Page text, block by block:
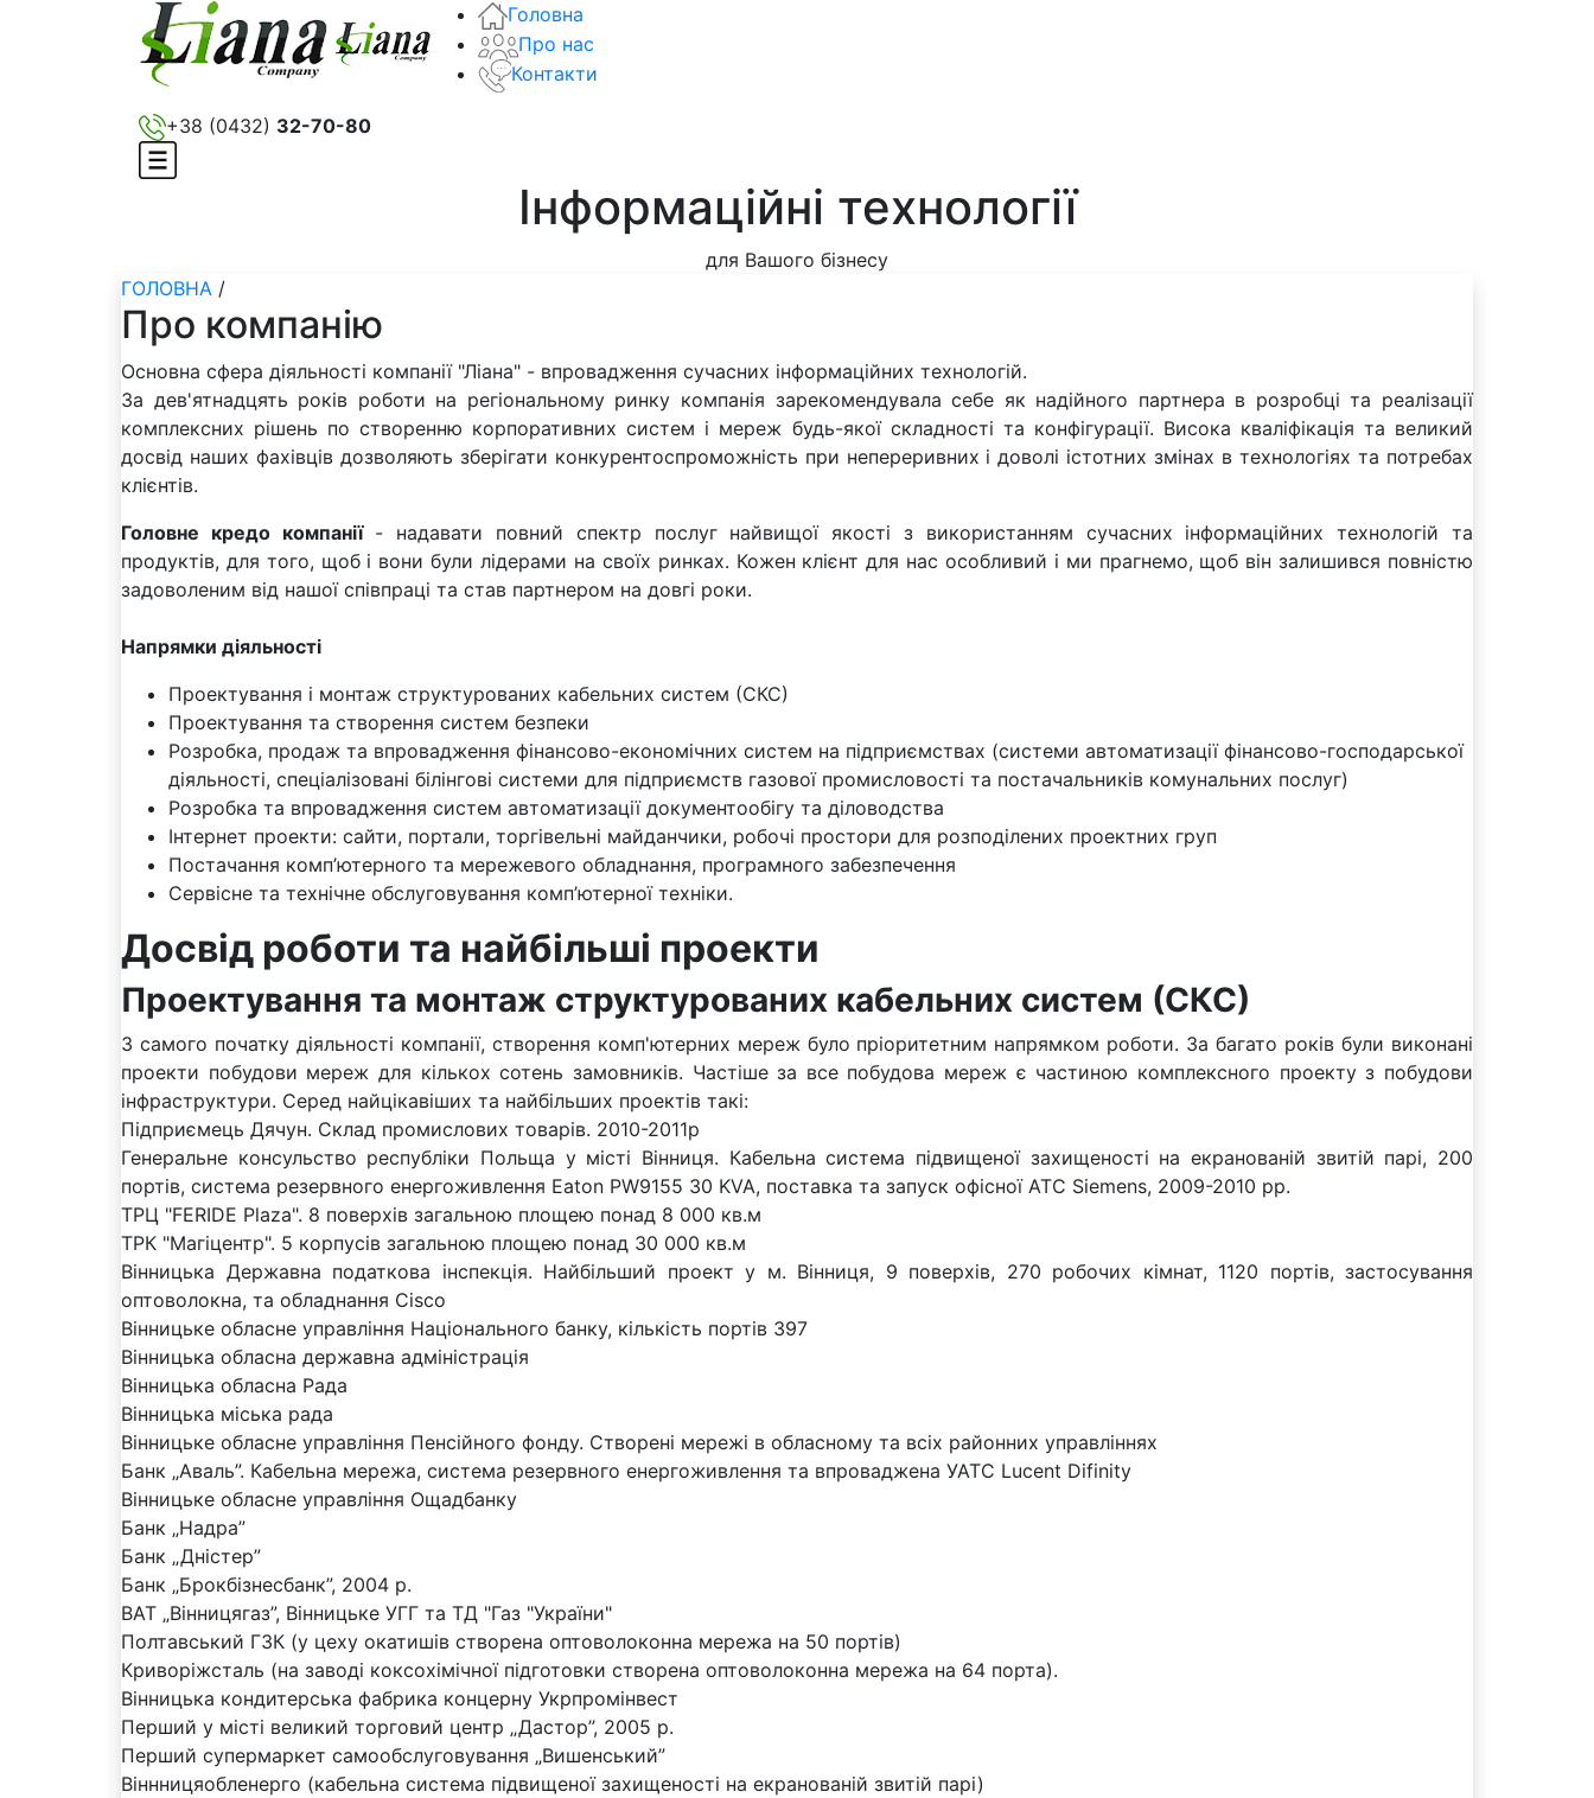
Головна
Про нас
Контакти
+38 (0432) 32-70-80
Інформаційні технології
для Вашого бізнесу
ГОЛОВНА /
Про компанію
Основна сфера діяльності компанії "Ліана" - впровадження сучасних інформаційних технологій.
За дев'ятнадцять років роботи на регіональному ринку компанія зарекомендувала себе як надійного партнера в розробці та реалізації
комплексних рішень по створенню корпоративних систем і мереж будь-якої складності та конфігурації. Висока кваліфікація та великий
досвід наших фахівців дозволяють зберігати конкурентоспроможність при непереривних і доволі істотних змінах в технологіях та потребах
клієнтів.
Головне кредо компанії- надавати повний спектр послуг найвищої якості з використанням сучасних інформаційних технологій та
продуктів, для того, щоб і вони були лідерами на своїх ринках. Кожен клієнт для нас особливий і ми прагнемо, щоб він залишився повністю
задоволеним від нашої співпраці та став партнером на довгі роки.
Напрямки діяльності
Проектування і монтаж структурованих кабельних систем (СКС)
Проектування та створення систем безпеки
Розробка, продаж та впровадження фінансово-економічних систем на підприємствах (системи автоматизації фінансово-господарської
діяльності, спеціалізовані білінгові системи для підприємств газової промисловості та постачальників комунальних послуг)
Розробка та впровадження систем автоматизації документообігу та діловодства
Інтернет проекти: сайти, портали, торгівельні майданчики, робочі простори для розподілених проектних груп
Постачання комп’ютерного та мережевого обладнання, програмного забезпечення
Сервісне та технічне обслуговування комп’ютерної техніки.
Досвід роботи та найбільші проекти
Проектування та монтаж структурованих кабельних систем (СКС)
З самого початку діяльності компанії, створення комп'ютерних мереж було пріоритетним напрямком роботи. За багато років були виконані
проекти побудови мереж для кількох сотень замовників. Частіше за все побудова мереж є частиною комплексного проекту з побудови
інфраструктури. Серед найцікавіших та найбільших проектів такі:
Підприємець Дячун. Склад промислових товарів. 2010-2011р
Генеральне консульство республіки Польща у місті Вінниця. Кабельна система підвищеної захищеності на екранованій звитій парі, 200
портів, система резервного енергоживлення Eaton PW9155 30 KVA, поставка та запуск офісної АТС Siemens, 2009-2010 рр.
ТРЦ "FERIDE Plaza". 8 поверхів загальною площею понад 8 000 кв.м
ТРК "Магіцентр". 5 корпусів загальною площею понад 30 000 кв.м
Вінницька Державна податкова інспекція. Найбільший проект у м. Вінниця, 9 поверхів, 270 робочих кімнат, 1120 портів, застосування
оптоволокна, та обладнання Cisco
Вінницьке обласне управління Національного банку, кількість портів 397
Вінницька обласна державна адміністрація
Вінницька обласна Рада
Вінницька міська рада
Вінницьке обласне управління Пенсійного фонду. Створені мережі в обласному та всіх районних управліннях
Банк „Аваль”. Кабельна мережа, система резервного енергоживлення та впроваджена УАТС Lucent Difinity
Вінницьке обласне управління Ощадбанку
Банк „Надра”
Банк „Дністер”
Банк „Брокбізнесбанк”, 2004 р.
ВАТ „Вінницягаз”, Вінницьке УГГ та ТД "Газ "України"
Полтавський ГЗК (у цеху окатишів створена оптоволоконна мережа на 50 портів)
Криворіжсталь (на заводі коксохімічної підготовки створена оптоволоконна мережа на 64 порта).
Вінницька кондитерська фабрика концерну Укрпромінвест
Перший у місті великий торговий центр „Дастор”, 2005 р.
Перший супермаркет самообслуговування „Вишенський”
Віннницяобленерго (кабельна система підвищеної захищеності на екранованій звитій парі)